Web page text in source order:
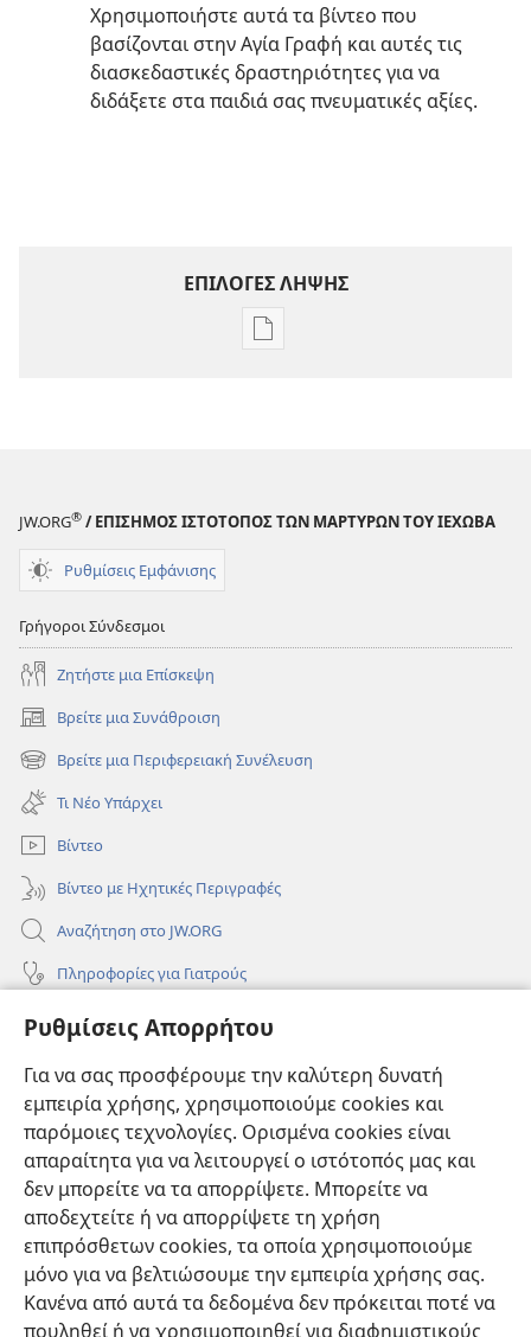
Ρυθμίσεις Απορρήτου
Για να σας προσφέρουμε την καλύτερη δυνατή
εμπειρία χρήσης, χρησιμοποιούμε cookies και
παρόμοιες τεχνολογίες. Ορισμένα cookies είναι
απαραίτητα για να λειτουργεί ο ιστότοπός μας και
δεν μπορείτε να τα απορρίψετε. Μπορείτε να
αποδεχτείτε ή να απορρίψετε τη χρήση
επιπρόσθετων cookies, τα οποία χρησιμοποιούμε
μόνο για να βελτιώσουμε την εμπειρία χρήσης σας.
Κανένα από αυτά τα δεδομένα δεν πρόκειται ποτέ να
πουληθεί ή να χρησιμοποιηθεί για διαφημιστικούς
Χρησιμοποιήστε αυτά τα βίντεο που
βασίζονται στην Αγία Γραφή και αυτές τις
διασκεδαστικές δραστηριότητες για να
διδάξετε στα παιδιά σας πνευματικές αξίες.
ΕΠΙΛΟΓΕΣ ΛΗΨΗΣ
Επιλογές
Ιεχωβά
JW.ORG® / ΕΠΙΣΗΜΟΣ ΙΣΤΟΤΟΠΟΣ ΤΩΝ ΜΑΡΤΥΡΩΝ ΤΟΥ ΙΕΧΩΒΑ
Ρυθμίσεις Εμφάνισης
Γρήγοροι Σύνδεσμοι
Ζητήστε μια Επίσκεψη
Βρείτε μια Συνάθροιση
(ανοίγει
νέο
παράθυρο)
Βρείτε μια Περιφερειακή Συνέλευση
(ανοίγει
νέο
παράθυρο)
Τι Νέο Υπάρχει
Βίντεο
Βίντεο με Ηχητικές Περιγραφές
Αναζήτηση στο JW.ORG
Πληροφορίες για Γιατρούς
Πληροφορίες για Επίσημους Φορείς και ΜΜΕ
Συνεισφορές
(ανοίγει
παράθυρο)ΔΙΑΔΙΚΤΥΑΚΗ ΒΙΒΛΙΟΘΗΚΗ της Σκοπιάς™
(ανοίγει
νέο
παράθυρο)
JW Hub
(ανοίγει
νέο
παράθυρο)JW Library®